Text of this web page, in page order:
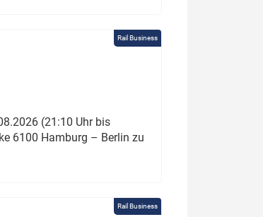
Rail Business
(21:10 Uhr bis
6100 Hamburg – Berlin zu
Rail Business